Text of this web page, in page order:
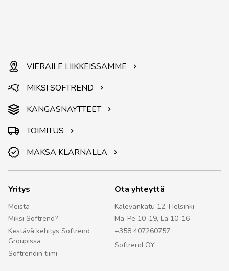
VIERAILE LIIKKEISSÄMME
MIKSI SOFTREND
KANGASNÄYTTEET
TOIMITUS
MAKSA KLARNALLA
Yritys
Meistä
Miksi Softrend?
Kestävä kehitys Softrend
Groupissa
Softrendin tiimi
Ota yhteyttä
Kalevankatu 12, Helsinki
Ma-Pe 10-19, La 10-16
+358 407260757
Softrend OY